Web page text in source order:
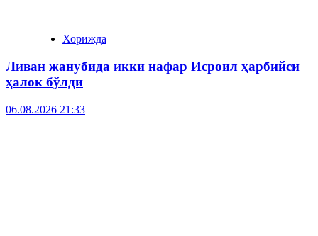
Хорижда
Ливан жанубида икки нафар Исроил ҳарбийси
ҳалок бўлди
06.08.2026 21:33